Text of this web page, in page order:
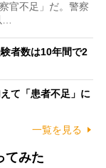
官不足」だ。警察
…
者数は10年間で2
て「患者不足」に
一覧を見る
てみた